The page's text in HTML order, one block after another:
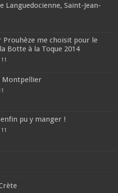
Languedocienne, Saint-Jean-
Prouhèze me choisit pour le
Botte à la Toque 2014
11
Montpellier
pu y manger !
11